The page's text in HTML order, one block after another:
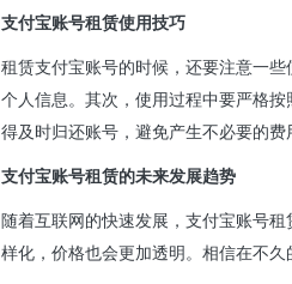
支付宝账号租赁使用技巧
租赁支付宝账号的时候，还要注意一
个人信息。其次，使用过程中要严格
得及时归还账号，避免产生不必要的费
支付宝账号租赁的未来发展趋势
随着互联网的快速发展，支付宝账号
样化，价格也会更加透明。相信在不久